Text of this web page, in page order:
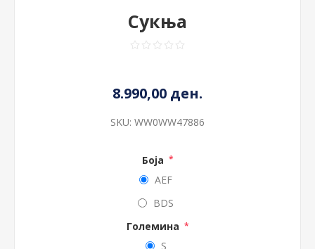
Сукња
8.990,00 ден.
SKU: WW0WW47886
Боја *
AEF
BDS
Големина *
S